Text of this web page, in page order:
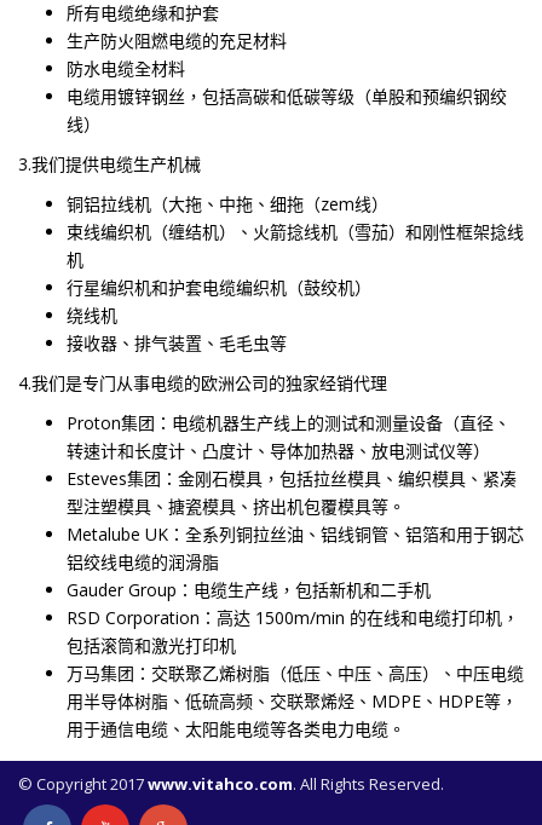
所有电缆绝缘和护套
生产防火阻燃电缆的充足材料
防水电缆全材料
电缆用镀锌钢丝，包括高碳和低碳等级（单股和预编织钢绞
线）
3.我们提供电缆生产机械
铜铝拉线机（大拖、中拖、细拖（zem线）
束线编织机（缠结机）、火箭捻线机（雪茄）和刚性框架捻线
机
行星编织机和护套电缆编织机（鼓绞机）
绕线机
接收器、排气装置、毛毛虫等
4.我们是专门从事电缆的欧洲公司的独家经销代理
Proton集团：电缆机器生产线上的测试和测量设备（直径、
转速计和长度计、凸度计、导体加热器、放电测试仪等）
Esteves集团：金刚石模具，包括拉丝模具、编织模具、紧凑
型注塑模具、搪瓷模具、挤出机包覆模具等。
Metalube UK：全系列铜拉丝油、铝线铜管、铝箔和用于钢芯
铝绞线电缆的润滑脂
Gauder Group：电缆生产线，包括新机和二手机
RSD Corporation：高达 1500m/min 的在线和电缆打印机，
包括滚筒和激光打印机
万马集团：交联聚乙烯树脂（低压、中压、高压）、中压电缆
用半导体树脂、低硫高频、交联聚烯烃、MDPE、HDPE等，
用于通信电缆、太阳能电缆等各类电力电缆。
© Copyright 2017www.vitahco.com. All Rights Reserved.